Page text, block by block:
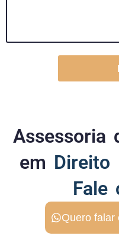
Assessoria
em Direito
Fale
Quero falar